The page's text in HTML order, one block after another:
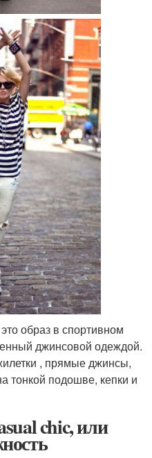
образ в спортивном
джинсовой одеждой.
, прямые джинсы,
тонкой подошве, кепки и
chic, или